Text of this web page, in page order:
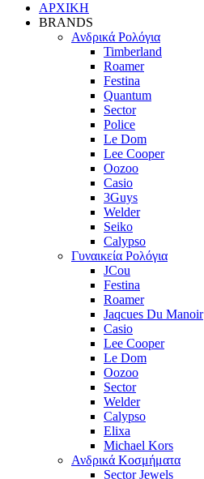
ΑΡΧΙΚΗ
BRANDS
Ανδρικά Ρολόγια
Timberland
Roamer
Festina
Quantum
Sector
Police
Le Dom
Lee Cooper
Oozoo
Casio
3Guys
Welder
Seiko
Calypso
Γυναικεία Ρολόγια
JCou
Festina
Roamer
Jaqcues Du Manoir
Casio
Lee Cooper
Le Dom
Oozoo
Sector
Welder
Calypso
Elixa
Michael Kors
Ανδρικά Κοσμήματα
Sector Jewels